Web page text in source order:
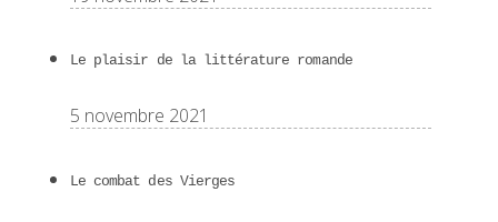
Le plaisir de la littérature romande
5 novembre 2021
Le combat des Vierges